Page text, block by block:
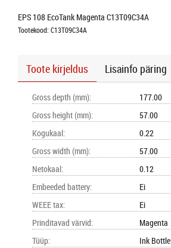
EPS 108 EcoTank Magenta C13T09C34A
Tootekood: C13T09C34A
Toote kirjeldus Lisainfo päring
Gross depth (mm):
177.00
Gross height (mm):
57.00
Kogukaal:
0.22
Gross width (mm):
57.00
Netokaal:
0.12
Embeeded battery:
Ei
WEEE tax:
Ei
Prinditavad värvid:
Magenta
Tüüp: Ink Bottle